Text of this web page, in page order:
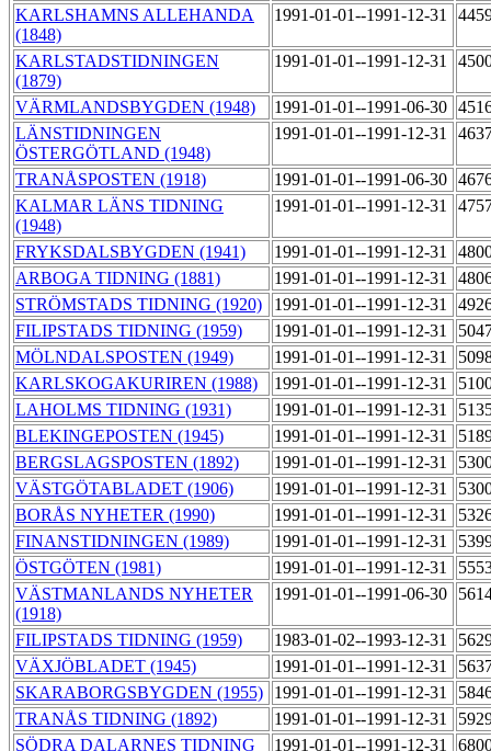
KARLSHAMNS ALLEHANDA
(1848)
1991-01-01--1991-12-31
KARLSTADSTIDNINGEN
(1879)
1991-01-01--1991-12-31
VÄRMLANDSBYGDEN (1948) 1991-01-01--1991-06-30
LÄNSTIDNINGEN
ÖSTERGÖTLAND (1948)
1991-01-01--1991-12-31
TRANÅSPOSTEN (1918) 1991-01-01--1991-06-30
KALMAR LÄNS TIDNING
(1948)
1991-01-01--1991-12-31
FRYKSDALSBYGDEN (1941) 1991-01-01--1991-12-31
ARBOGA TIDNING (1881)
1991-01-01--1991-12-31
STRÖMSTADS TIDNING (1920)
1991-01-01--1991-12-31
FILIPSTADS TIDNING (1959)
1991-01-01--1991-12-31
MÖLNDALSPOSTEN (1949)
1991-01-01--1991-12-31
KARLSKOGAKURIREN (1988)
1991-01-01--1991-12-31
LAHOLMS TIDNING (1931)
1991-01-01--1991-12-31
BLEKINGEPOSTEN (1945)
1991-01-01--1991-12-31
BERGSLAGSPOSTEN (1892)
1991-01-01--1991-12-31
VÄSTGÖTABLADET (1906)
1991-01-01--1991-12-31
BORÅS NYHETER (1990)
1991-01-01--1991-12-31
FINANSTIDNINGEN (1989)
1991-01-01--1991-12-31
ÖSTGÖTEN (1981)
1991-01-01--1991-12-31
VÄSTMANLANDS NYHETER
(1918)
1991-01-01--1991-06-30
FILIPSTADS TIDNING (1959) 1983-01-02--1993-12-31
VÄXJÖBLADET (1945)
1991-01-01--1991-12-31
SKARABORGSBYGDEN (1955)
1991-01-01--1991-12-31
TRANÅS TIDNING (1892)
1991-01-01--1991-12-31
SÖDRA DALARNES TIDNING
1991-01-01--1991-12-31